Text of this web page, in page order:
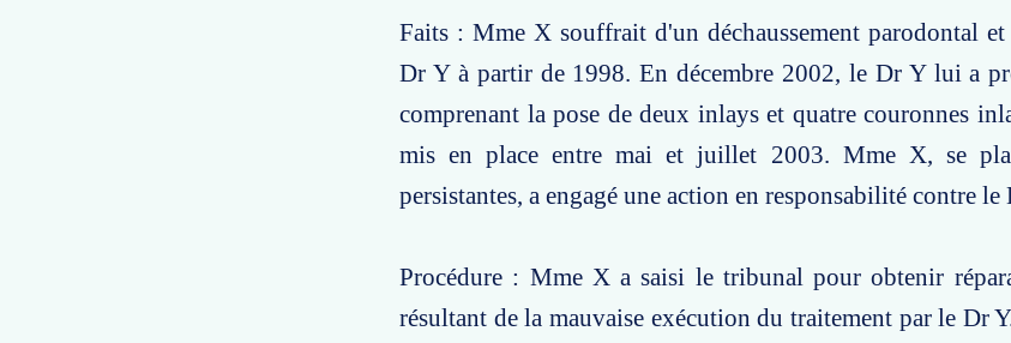
Faits : Mme X souffrait d'un déchaussement parodontal
Dr Y à partir de 1998. En décembre 2002, le Dr Y lui a
comprenant la pose de deux inlays et quatre couronnes
mis en place entre mai et juillet 2003. Mme X, se
persistantes, a engagé une action en responsabilité contre le
Procédure : Mme X a saisi le tribunal pour obtenir
résultant de la mauvaise exécution du traitement par le Dr